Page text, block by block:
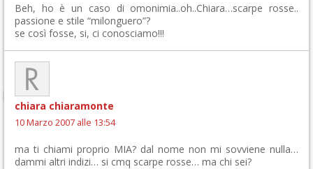
Beh, ho è un caso di omonimia..oh..Chiara…scarpe rosse..
passione e stile “milonguero”?
se così fosse, si, ci conosciamo!!!
chiara chiaramonte
10 Marzo 2007 alle 13:54
ma ti chiami proprio MIA? dal nome non mi sovviene nulla…
dammi altri indizi… si cmq scarpe rosse… ma chi sei?